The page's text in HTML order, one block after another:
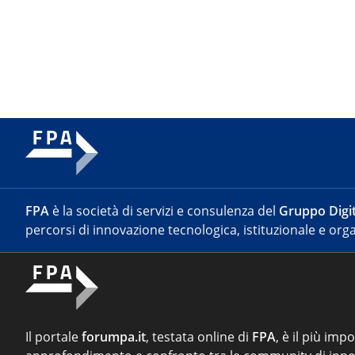
FPA è la società di servizi e consulenza del Gruppo
percorsi di innovazione tecnologica, istituzionale e
Il portaleforumpa.it, testata online di FPA, è il più